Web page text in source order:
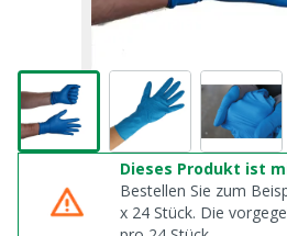
Dieses Produkt ist
Bestellen Sie zum
x 24 Stück. Die